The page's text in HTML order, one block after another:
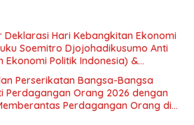
Deklarasi Hari Kebangkitan Ekonomi
Soemitro Djojohadikusumo Anti
Ekonomi Politik Indonesia) &
Undang-Undang Perekonomian
Sosial dalam Menata Bangsa
Perserikatan Bangsa-Bangsa
Perdagangan Orang 2026 dengan
Perdagangan Orang di